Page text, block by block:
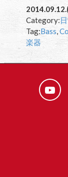
Category:
Tag:Bass
楽器